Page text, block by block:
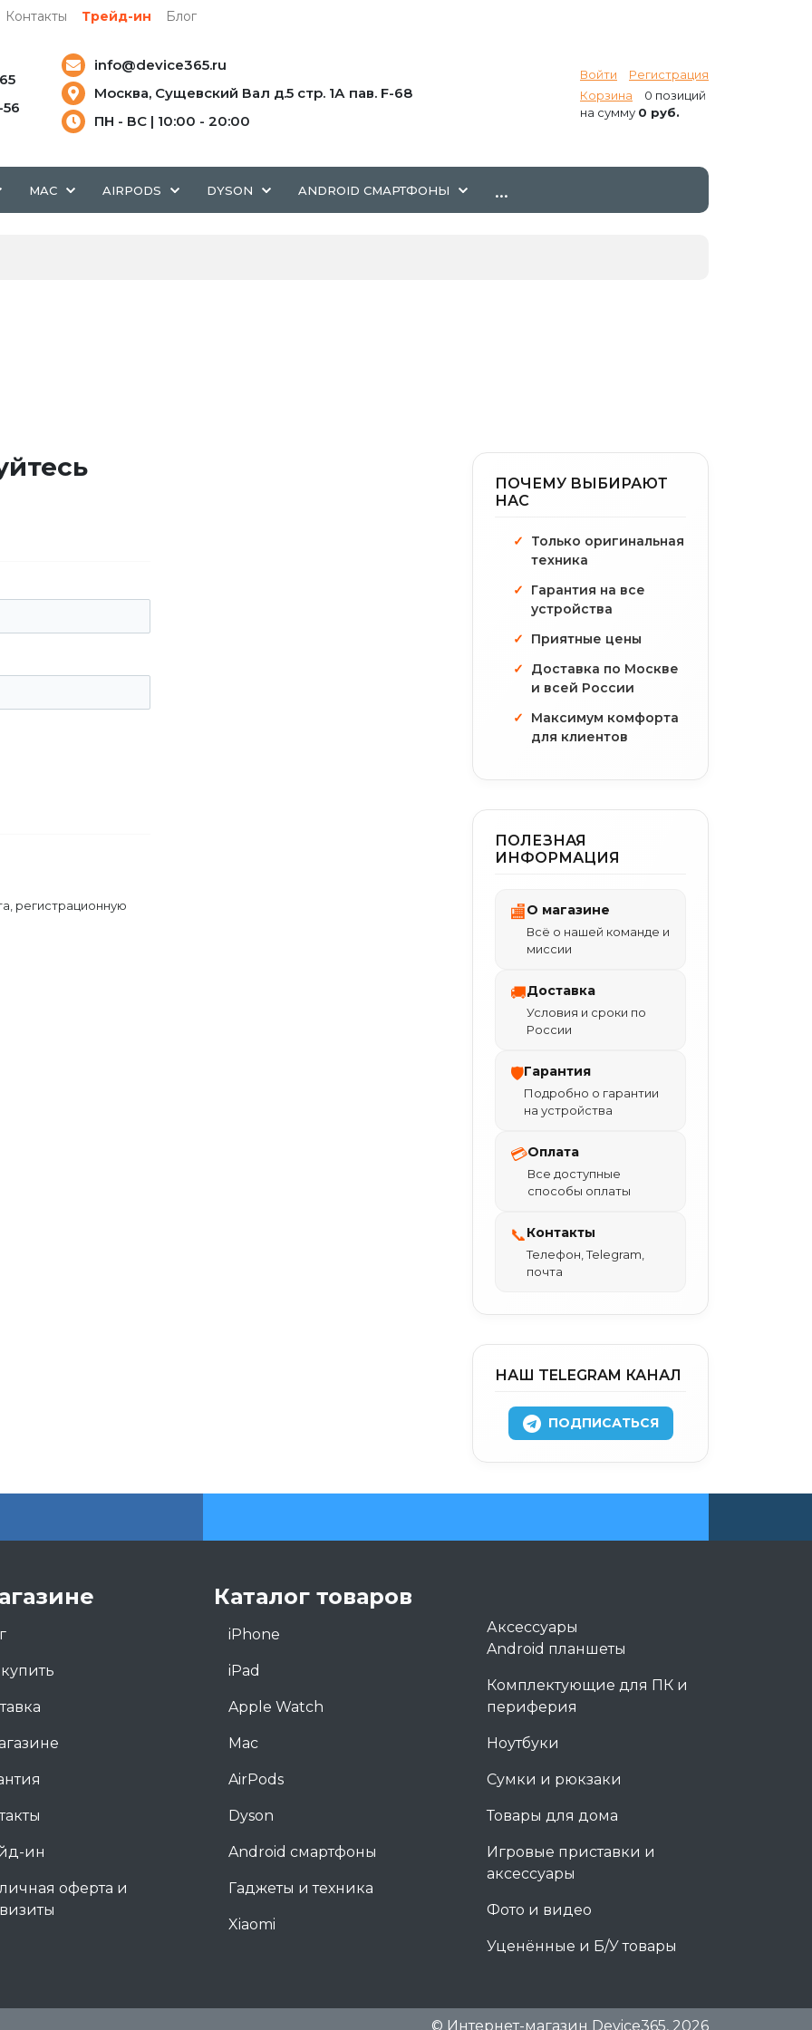
Контакты Трейд-ин Блог
Войти
Регистрация
Корзина
0 позиций
на сумму 0 руб.
info@device365.ru
Москва, Сущевский Вал д.5 стр. 1А пав. F-68
ПН - ВС | 10:00 - 20:00
MAC AIRPODS DYSON ANDROID СМАРТФОНЫ ...
регистрационную
ПОЧЕМУ ВЫБИРАЮТ
НАС
Только оригинальная
техника
Гарантия на все
устройства
Приятные цены
Доставка по Москве
и всей России
Максимум комфорта
для клиентов
ПОЛЕЗНАЯ
ИНФОРМАЦИЯ
🏬О магазине
Всё о нашей команде и
миссии
🚚Доставка
Условия и сроки по
России
🛡Гарантия
Подробно о гарантии
на устройства
💳Оплата
Все доступные
способы оплаты
📞Контакты
Телефон, Telegram,
почта
НАШ TELEGRAM КАНАЛ
ПОДПИСАТЬСЯ
ин
оферта и
Каталог товаров
iPhone
iPad
Apple Watch
Mac
AirPods
Dyson
Android смартфоны
Гаджеты и техника
Xiaomi
Аксессуары
Android планшеты
Комплектующие для ПК и
периферия
Ноутбуки
Сумки и рюкзаки
Товары для дома
Игровые приставки и
аксессуары
Фото и видео
Уценённые и Б/У товары
© Интернет-магазин Device365, 2026